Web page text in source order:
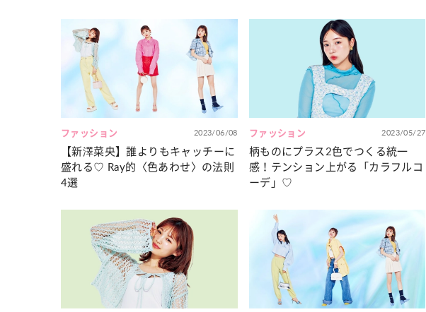
ファッション 2023/06/08
【新澤菜央】誰よりもキャッチーに
盛れる♡ Ray的〈色あわせ〉の法則
4選
ファッション 2023/05/27
柄ものにプラス2色でつくる統一
感！テンション上がる「カラフルコ
ーデ」♡